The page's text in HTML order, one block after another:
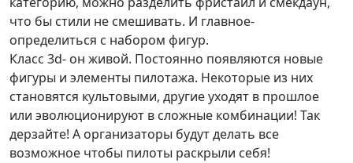
что бы стили не смешивать. И главное-
определиться с набором фигур.
Класс 3d- он живой. Постоянно появляются новые
фигуры и элементы пилотажа. Некоторые из них
становятся культовыми, другие уходят в прошлое
или эволюционируют в сложные комбинации! Так
дерзайте! А организаторы будут делать все
возможное чтобы пилоты раскрыли себя!